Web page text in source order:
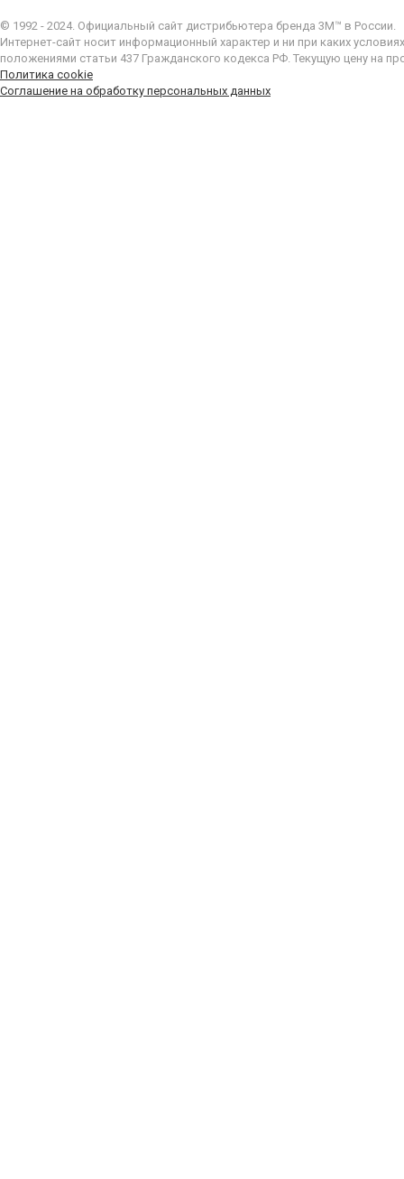
© 1992 - 2024. Официальный сайт дистрибьютера бренда 3M™ в России.
Интернет-сайт носит информационный характер и ни при каких
положениями статьи 437 Гражданского кодекса РФ. Текущую цену на
Политика cookie
Соглашение на обработку персональных данных